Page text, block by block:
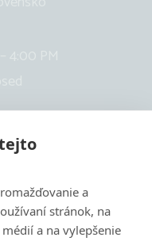
a
stránok, na
a na vylepšenie